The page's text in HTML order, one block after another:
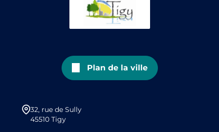
Plan de la ville
32, rue de Sully
45510 Tigy